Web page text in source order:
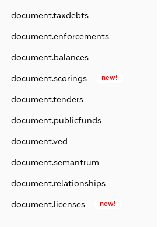
document.taxdebts
document.enforcements
document.balances
document.scorings new!
document.tenders
document.publicfunds
document.ved
document.semantrum
document.relationships
document.licenses new!